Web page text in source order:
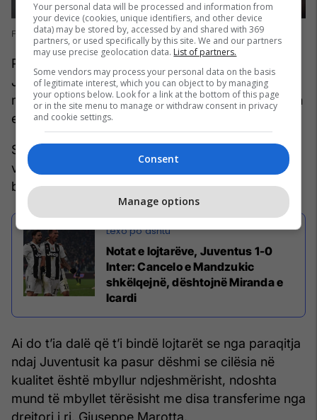
Foto: Tullio M. Puglia/Getty Images/Guliver
Për më shumë, Interi tash është 14 pikë prapa
Juventusit në tabelën e Serie A, por Nerazzurët
mund të jenë sa do pak komod me performancën
e tyre në Allianz Stadium.
Spalletti para ndeshjes tha se gjërat marrin fund
vetëm kur ndalohet së provuari dhe kur nuk ka
besim në cilësi, e jo kur humbet një ndeshje.
Notat e lojtarëve, Juventus 1-0
Inter: Cancelo e Mandzukic
shkëlqejnë, dështojnë Miranda e
Icardi
Ai do t’ia dalë që t’i bindë lojtarët se nga paraqitja
ndaj Juventusit ka pasur dëshmi se cilësia në
kualitet është mbyllur ndjeshmërisht, ndoshta
mund të mbyllet tërësisht me disa transferime nga
drejtori i ri, Giuseppe Marotta.
Your personal data will be processed and information from
your device (cookies, unique identifiers, and other device
data) may be stored by, accessed by and shared with 369
partners, or used specifically by this site. We and our partners
may use precise geolocation data. List of partners.
Some vendors may process your personal data on the basis
of legitimate interest, which you can object to by managing
your options below. Look for a link at the bottom of this page
or in the site menu to manage or withdraw consent in privacy
and cookie settings.
Consent
Manage options